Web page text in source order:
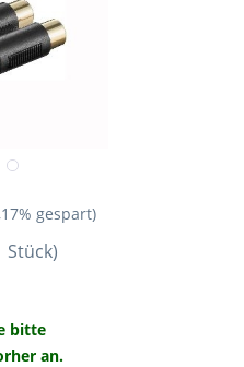
gespart)
Stück)
bitte
an.